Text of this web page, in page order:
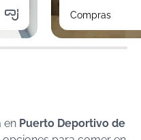
Compras
en Puerto Deportivo de